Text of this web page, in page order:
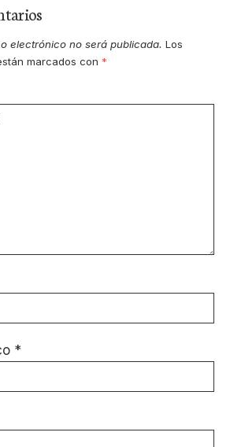
electrónico no será publicada. Los
marcados con *
*